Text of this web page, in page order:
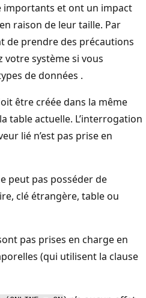
importants et ont un impact
raison de leur taille. Par
de prendre des précautions
votre système si vous
de données .
être créée dans la même
table actuelle. L’interrogation
lié n’est pas prise en
peut pas posséder de
clé étrangère, table ou
pas prises en charge en
(qui utilisent la clause